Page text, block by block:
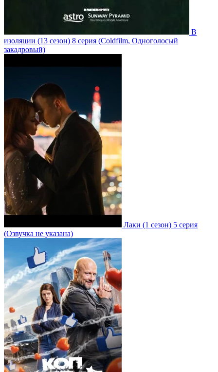
В
изоляции (13 сезон) 8 серия (Coldfilm, Одноголосый
закадровый)
Лаки (1 сезон) 5 серия
(Озвучка не указана)